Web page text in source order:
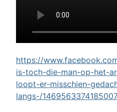
https://
is-toch-die-man-op-het-
loopt-er-misschien-
langs-/